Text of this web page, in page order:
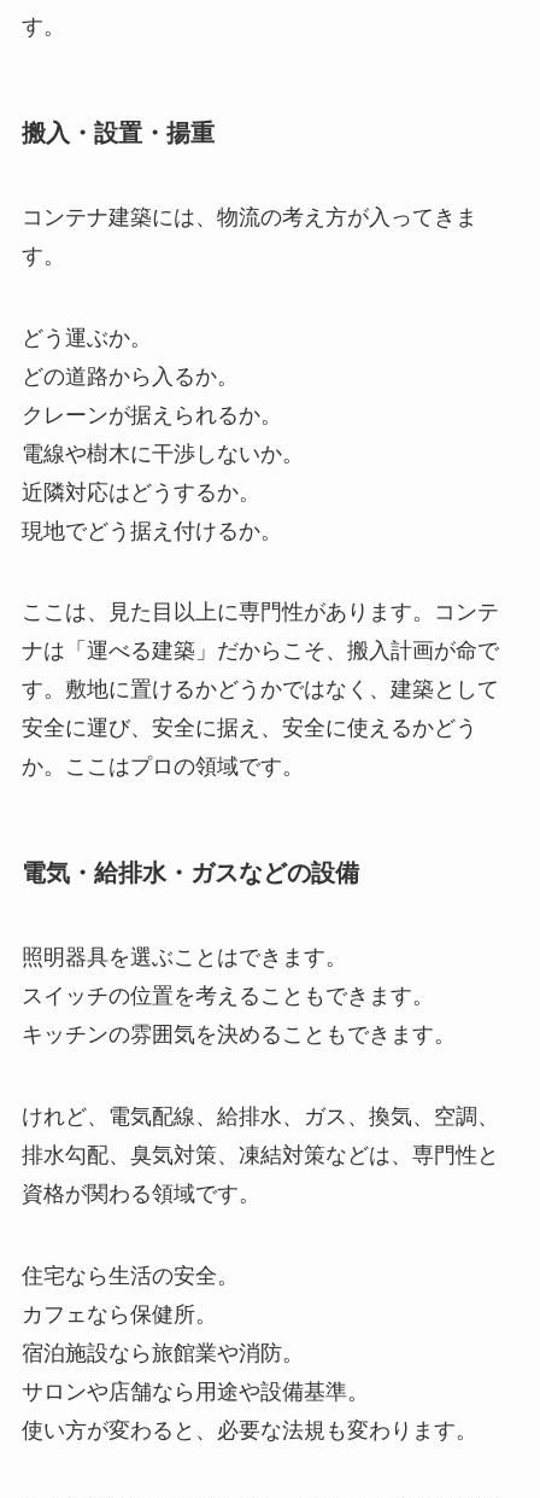
す。
搬入・設置・揚重
コンテナ建築には、物流の考え方が入ってきま
す。
どう運ぶか。
どの道路から入るか。
クレーンが据えられるか。
電線や樹木に干渉しないか。
近隣対応はどうするか。
現地でどう据え付けるか。
ここは、見た目以上に専門性があります。コンテ
ナは「運べる建築」だからこそ、搬入計画が命で
す。敷地に置けるかどうかではなく、建築として
安全に運び、安全に据え、安全に使えるかどう
か。ここはプロの領域です。
電気・給排水・ガスなどの設備
照明器具を選ぶことはできます。
スイッチの位置を考えることもできます。
キッチンの雰囲気を決めることもできます。
けれど、電気配線、給排水、ガス、換気、空調、
排水勾配、臭気対策、凍結対策などは、専門性と
資格が関わる領域です。
住宅なら生活の安全。
カフェなら保健所。
宿泊施設なら旅館業や消防。
サロンや店舗なら用途や設備基準。
使い方が変わると、必要な法規も変わります。